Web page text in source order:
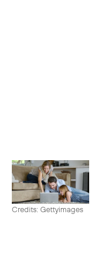
Credits: Gettyimages